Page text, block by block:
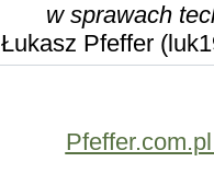
w sprawach
Łukasz Pfeffer